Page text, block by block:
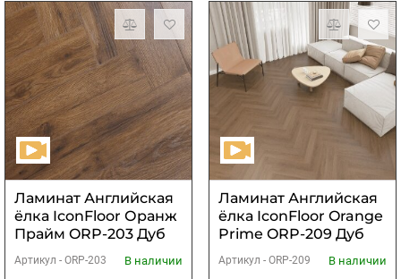
Ламинат Английская
ёлка IconFloor Оранж
Прайм ORP-203 Дуб
Браш
Артикул - ORP-203
В наличии
Ламинат Английская
ёлка IconFloor Orange
Prime ORP-209 Дуб
Светлый
Артикул - ORP-209
В наличии